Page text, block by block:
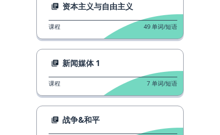
资本主义与自由主义
课程 49单词/短语
新闻媒体 1
课程 7 单词/短语
战争&和平